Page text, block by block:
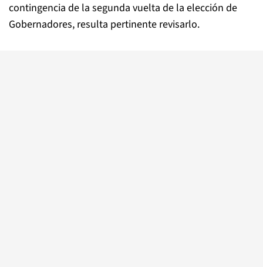
contingencia de la segunda vuelta de la elección de
Gobernadores, resulta pertinente revisarlo.